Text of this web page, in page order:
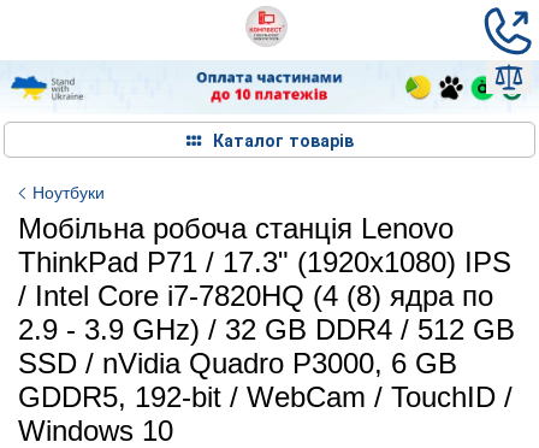
Каталог товарів
Ноутбуки
Мобільна робоча станція Lenovo
ThinkPad P71 / 17.3" (1920x1080) IPS
/ Intel Core i7-7820HQ (4 (8) ядра по
2.9 - 3.9 GHz) / 32 GB DDR4 / 512 GB
SSD / nVidia Quadro P3000, 6 GB
GDDR5, 192-bit / WebCam / TouchID /
Windows 10